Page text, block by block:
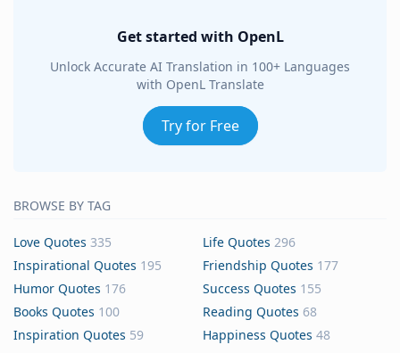
Get started with OpenL
Unlock Accurate AI Translation in 100+ Languages
with OpenL Translate
Try for Free
BROWSE BY TAG
Love Quotes 335 Life Quotes 296
Inspirational Quotes 195 Friendship Quotes 177
Humor Quotes 176 Success Quotes 155
Books Quotes 100 Reading Quotes 68
Inspiration Quotes 59 Happiness Quotes 48